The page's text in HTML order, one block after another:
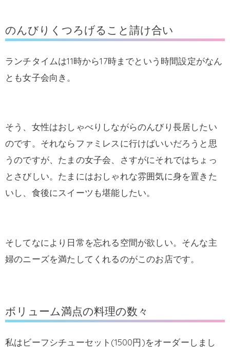
のんびりくつろげること請け合い
ランチタイムは11時から17時までという時間設定がなん
とも女子会向き。
そう、女性はおしゃべりしながらのんびり長居したい
のです。それならファミレスに行けばいいだろうと思
うのですが、たまの女子会、さすがにそれではちょっ
とさびしい。たまにはおしゃれな雰囲気に身を置きた
いし、食後にスイーツも堪能したい。
そしてなにより日常を忘れる空間が欲しい。そんな主
婦のニーズを満たしてくれるのがこのお店です。
ボリューム満点の料理の数々
私はビーフシチューセット(1500円)をオーダーしまし